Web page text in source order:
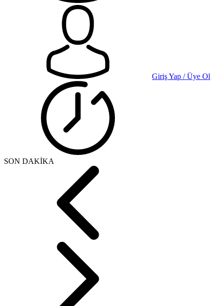
Giriş Yap / Üye Ol
SON DAKİKA